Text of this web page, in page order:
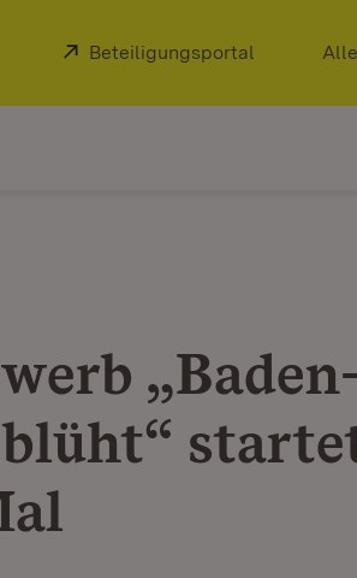
(Öffnet in neuem Fenster)
Extern:
Beteiligungsportal (Öffnet in